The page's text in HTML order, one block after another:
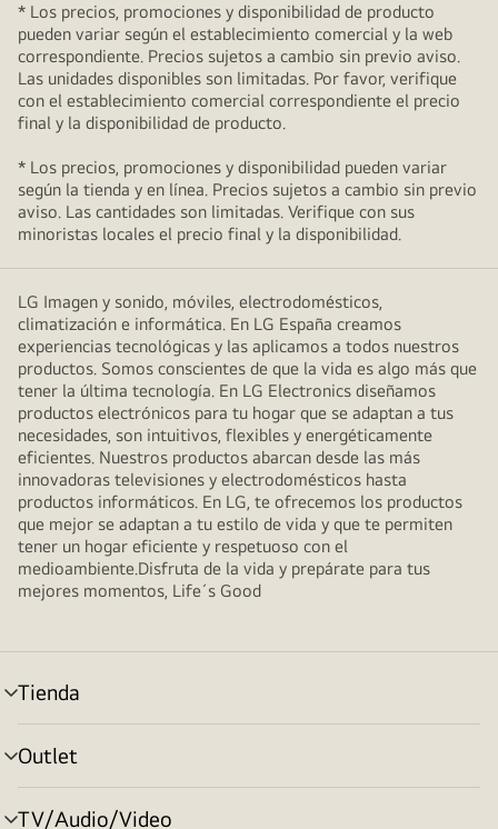
* Los precios, promociones y disponibilidad de producto
pueden variar según el establecimiento comercial y la web
correspondiente. Precios sujetos a cambio sin previo aviso.
Las unidades disponibles son limitadas. Por favor, verifique
con el establecimiento comercial correspondiente el precio
final y la disponibilidad de producto.
* Los precios, promociones y disponibilidad pueden variar
según la tienda y en línea. Precios sujetos a cambio sin previo
aviso. Las cantidades son limitadas. Verifique con sus
minoristas locales el precio final y la disponibilidad.
LG Imagen y sonido, móviles, electrodomésticos,
climatización e informática. En LG España creamos
experiencias tecnológicas y las aplicamos a todos nuestros
productos. Somos conscientes de que la vida es algo más que
tener la última tecnología. En LG Electronics diseñamos
productos electrónicos para tu hogar que se adaptan a tus
necesidades, son intuitivos, flexibles y energéticamente
eficientes. Nuestros productos abarcan desde las más
innovadoras televisiones y electrodomésticos hasta
productos informáticos. En LG, te ofrecemos los productos
que mejor se adaptan a tu estilo de vida y que te permiten
tener un hogar eficiente y respetuoso con el
medioambiente.Disfruta de la vida y prepárate para tus
mejores momentos, Life´s Good
Tienda
Alternar
menú
Outlet
Alternar
menú
TV/Audio/Video